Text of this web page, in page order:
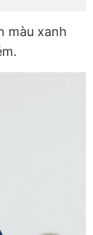
màu xanh